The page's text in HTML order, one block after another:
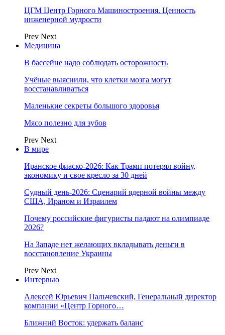
ЦГМ Центр Горного Машиностроения. Ценность
инженерной мудрости
Prev Next
Медицина
В бассейне надо соблюдать осторожность
Учёные выяснили, что клетки мозга могут
восстанавливаться
Маленькие секреты большого здоровья
Мясо полезно для зубов
Prev Next
В мире
Иранское фиаско-2026: Как Трамп потерял войну,
экономику и свое кресло за 30 дней
Судный день-2026: Сценарий ядерной войны между
США, Ираном и Израилем
Почему российские фигуристы падают на олимпиаде
2026?
На Западе нет желающих вкладывать деньги в
восстановление Украины
Prev Next
Интервью
Алексей Юрьевич Пальчевский, Генеральный директор
компании «Центр Горного…
Ближний Восток: удержать баланс